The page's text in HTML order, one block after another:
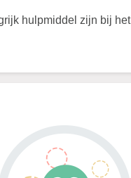
hulpmiddel zijn bij het